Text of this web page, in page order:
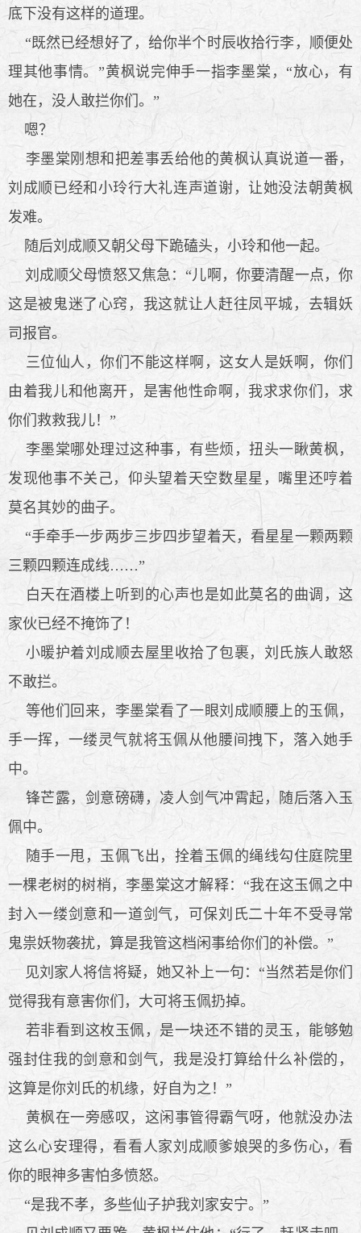
底下没有这样的道理。
“既然已经想好了，给你半个时辰收拾行李，顺便处
理其他事情。”黄枫说完伸手一指李墨棠，“放心，有
她在，没人敢拦你们。”
嗯？
李墨棠刚想和把差事丢给他的黄枫认真说道一番，
刘成顺已经和小玲行大礼连声道谢，让她没法朝黄枫
发难。
随后刘成顺又朝父母下跪磕头，小玲和他一起。
刘成顺父母愤怒又焦急：“儿啊，你要清醒一点，你
这是被鬼迷了心窍，我这就让人赶往凤平城，去辑妖
司报官。
三位仙人，你们不能这样啊，这女人是妖啊，你们
由着我儿和他离开，是害他性命啊，我求求你们，求
你们救救我儿！”
李墨棠哪处理过这种事，有些烦，扭头一瞅黄枫，
发现他事不关己，仰头望着天空数星星，嘴里还哼着
莫名其妙的曲子。
“手牵手一步两步三步四步望着天，看星星一颗两颗
三颗四颗连成线……”
白天在酒楼上听到的心声也是如此莫名的曲调，这
家伙已经不掩饰了！
小暖护着刘成顺去屋里收拾了包裹，刘氏族人敢怒
不敢拦。
等他们回来，李墨棠看了一眼刘成顺腰上的玉佩，
手一挥，一缕灵气就将玉佩从他腰间拽下，落入她手
中。
锋芒露，剑意磅礴，凌人剑气冲霄起，随后落入玉
佩中。
随手一甩，玉佩飞出，拴着玉佩的绳线勾住庭院里
一棵老树的树梢，李墨棠这才解释：“我在这玉佩之中
封入一缕剑意和一道剑气，可保刘氏二十年不受寻常
鬼祟妖物袭扰，算是我管这档闲事给你们的补偿。”
见刘家人将信将疑，她又补上一句：“当然若是你们
觉得我有意害你们，大可将玉佩扔掉。
若非看到这枚玉佩，是一块还不错的灵玉，能够勉
强封住我的剑意和剑气，我是没打算给什么补偿的，
这算是你刘氏的机缘，好自为之！”
黄枫在一旁感叹，这闲事管得霸气呀，他就没办法
这么心安理得，看看人家刘成顺爹娘哭的多伤心，看
你的眼神多害怕多愤怒。
“是我不孝，多些仙子护我刘家安宁。”